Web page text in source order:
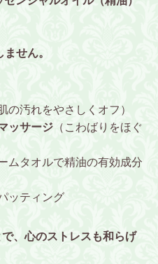
せん。
の汚れをやさしくオフ）
ッサージ （こわばりをほぐ
ムタオルで精油の有効成分
ッティング
、心のストレスも和らげ